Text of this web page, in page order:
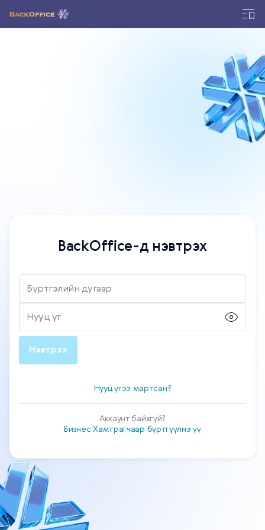
BackOffice-д нэвтрэх
Бүртгэлийн дугаар
Нууц үг
Нэвтрэх
Нууц үгээ мартсан?
Аккаунт байхгүй?
Бизнес Хамтрагчаар бүртгүүлнэ үү